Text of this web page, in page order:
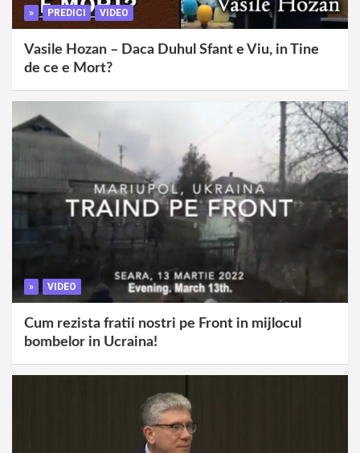
» PREDICI VIDEO
Vasile Hozan – Daca Duhul Sfant e Viu, in Tine
de ce e Mort?
» VIDEO
Cum rezista fratii nostri pe Front in mijlocul
bombelor in Ucraina!